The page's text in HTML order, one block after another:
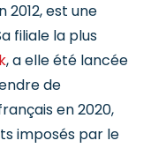
est une
filiale la plus
, a elle été lancée
de
en 2020,
imposés par le